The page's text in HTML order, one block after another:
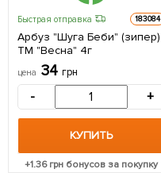
Быстрая отправка 183084
Арбуз "Шуга Беби" (зипер)
ТМ "Весна" 4г
цена 34 грн
- +
КУПИТЬ
+1.36грн бонусов за покупку